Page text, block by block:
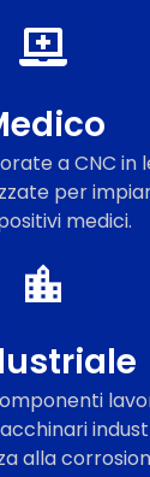
a CNC in
per
medici.
alla